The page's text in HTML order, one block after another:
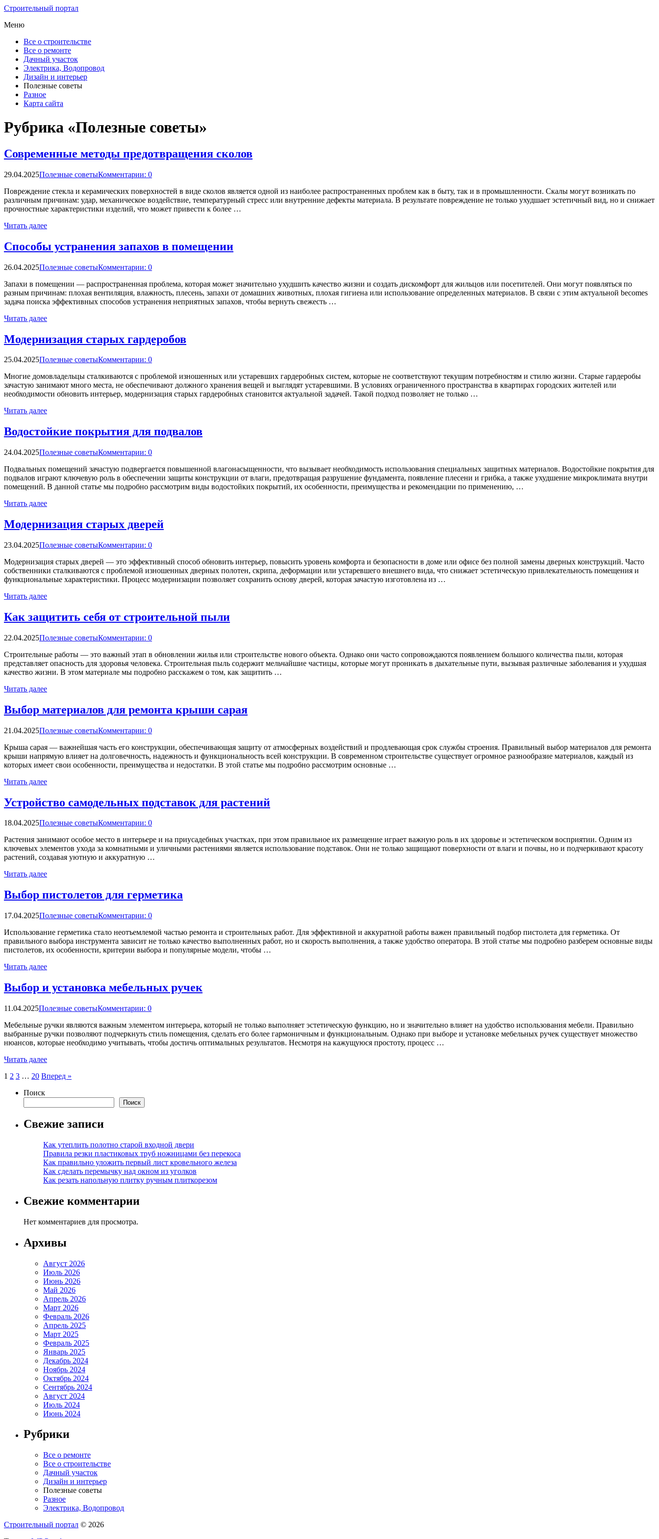
Строительный портал
Меню
Все о строительстве
Все о ремонте
Дачный участок
Электрика, Водопровод
Дизайн и интерьер
Полезные советы
Разное
Карта сайта
Рубрика «Полезные советы»
Современные методы предотвращения сколов
29.04.2025Полезные советыКомментарии: 0
Повреждение стекла и керамических поверхностей в виде сколов является одной из наиболее распространенных проблем как в быту, так и в промышленности. Скалы могут возникать по
различным причинам: удар, механическое воздействие, температурный стресс или внутренние дефекты материала. В результате повреждение не только ухудшает эстетичный вид, но и снижает
прочностные характеристики изделий, что может привести к более …
Читать далее
Способы устранения запахов в помещении
26.04.2025Полезные советыКомментарии: 0
Запахи в помещении — распространенная проблема, которая может значительно ухудшить качество жизни и создать дискомфорт для жильцов или посетителей. Они могут появляться по
разным причинам: плохая вентиляция, влажность, плесень, запахи от домашних животных, плохая гигиена или использование определенных материалов. В связи с этим актуальной becomes
задача поиска эффективных способов устранения неприятных запахов, чтобы вернуть свежесть …
Читать далее
Модернизация старых гардеробов
25.04.2025Полезные советыКомментарии: 0
Многие домовладельцы сталкиваются с проблемой изношенных или устаревших гардеробных систем, которые не соответствуют текущим потребностям и стилю жизни. Старые гардеробы
зачастую занимают много места, не обеспечивают должного хранения вещей и выглядят устаревшими. В условиях ограниченного пространства в квартирах городских жителей или
необходимости обновить интерьер, модернизация старых гардеробных становится актуальной задачей. Такой подход позволяет не только …
Читать далее
Водостойкие покрытия для подвалов
24.04.2025Полезные советыКомментарии: 0
Подвальных помещений зачастую подвергается повышенной влагонасыщенности, что вызывает необходимость использования специальных защитных материалов. Водостойкие покрытия для
подвалов играют ключевую роль в обеспечении защиты конструкции от влаги, предотвращая разрушение фундамента, появление плесени и грибка, а также ухудшение микроклимата внутри
помещений. В данной статье мы подробно рассмотрим виды водостойких покрытий, их особенности, преимущества и рекомендации по применению, …
Читать далее
Модернизация старых дверей
23.04.2025Полезные советыКомментарии: 0
Модернизация старых дверей — это эффективный способ обновить интерьер, повысить уровень комфорта и безопасности в доме или офисе без полной замены дверных конструкций. Часто
собственники сталкиваются с проблемой изношенных дверных полотен, скрипа, деформации или устаревшего внешнего вида, что снижает эстетическую привлекательность помещения и
функциональные характеристики. Процесс модернизации позволяет сохранить основу дверей, которая зачастую изготовлена из …
Читать далее
Как защитить себя от строительной пыли
22.04.2025Полезные советыКомментарии: 0
Строительные работы — это важный этап в обновлении жилья или строительстве нового объекта. Однако они часто сопровождаются появлением большого количества пыли, которая
представляет опасность для здоровья человека. Строительная пыль содержит мельчайшие частицы, которые могут проникать в дыхательные пути, вызывая различные заболевания и ухудшая
качество жизни. В этом материале мы подробно расскажем о том, как защитить …
Читать далее
Выбор материалов для ремонта крыши сарая
21.04.2025Полезные советыКомментарии: 0
Крыша сарая — важнейшая часть его конструкции, обеспечивающая защиту от атмосферных воздействий и продлевающая срок службы строения. Правильный выбор материалов для ремонта
крыши напрямую влияет на долговечность, надежность и функциональность всей конструкции. В современном строительстве существует огромное разнообразие материалов, каждый из
которых имеет свои особенности, преимущества и недостатки. В этой статье мы подробно рассмотрим основные …
Читать далее
Устройство самодельных подставок для растений
18.04.2025Полезные советыКомментарии: 0
Растения занимают особое место в интерьере и на приусадебных участках, при этом правильное их размещение играет важную роль в их здоровье и эстетическом восприятии. Одним из
ключевых элементов ухода за комнатными и уличными растениями является использование подставок. Они не только защищают поверхности от влаги и почвы, но и подчеркивают красоту
растений, создавая уютную и аккуратную …
Читать далее
Выбор пистолетов для герметика
17.04.2025Полезные советыКомментарии: 0
Использование герметика стало неотъемлемой частью ремонта и строительных работ. Для эффективной и аккуратной работы важен правильный подбор пистолета для герметика. От
правильного выбора инструмента зависит не только качество выполненных работ, но и скорость выполнения, а также удобство оператора. В этой статье мы подробно разберем основные виды
пистолетов, их особенности, критерии выбора и популярные модели, чтобы …
Читать далее
Выбор и установка мебельных ручек
11.04.2025Полезные советыКомментарии: 0
Мебельные ручки являются важным элементом интерьера, который не только выполняет эстетическую функцию, но и значительно влияет на удобство использования мебели. Правильно
выбранные ручки позволяют подчеркнуть стиль помещения, сделать его более гармоничным и функциональным. Однако при выборе и установке мебельных ручек существует множество
нюансов, которые необходимо учитывать, чтобы достичь оптимальных результатов. Несмотря на кажущуюся простоту, процесс …
Читать далее
Пагинация
записей
1 2 3 … 20 Вперед »
Поиск
Поиск
Свежие записи
Как утеплить полотно старой входной двери
Правила резки пластиковых труб ножницами без перекоса
Как правильно уложить первый лист кровельного железа
Как сделать перемычку над окном из уголков
Как резать напольную плитку ручным плиткорезом
Свежие комментарии
Нет комментариев для просмотра.
Архивы
Август 2026
Июль 2026
Июнь 2026
Май 2026
Апрель 2026
Март 2026
Февраль 2026
Апрель 2025
Март 2025
Февраль 2025
Январь 2025
Декабрь 2024
Ноябрь 2024
Октябрь 2024
Сентябрь 2024
Август 2024
Июль 2024
Июнь 2024
Рубрики
Все о ремонте
Все о строительстве
Дачный участок
Дизайн и интерьер
Полезные советы
Разное
Электрика, Водопровод
Строительный портал © 2026